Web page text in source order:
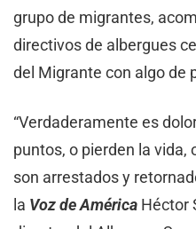
grupo de migrantes,
directivos de albergues
del Migrante con algo de
“Verdaderamente es
puntos, o pierden la vida,
son arrestados y
la Voz de América Héctor